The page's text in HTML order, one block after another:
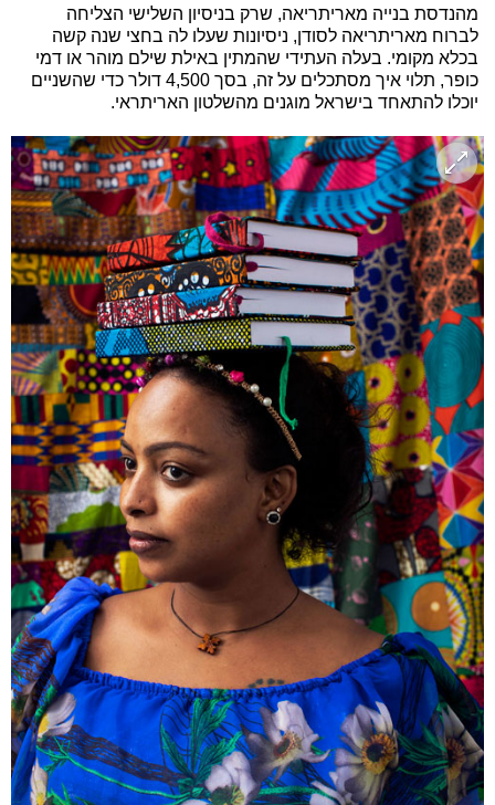
מהנדסת בנייה מאריתריאה, שרק בניסיון השלישי הצליחה
לברוח מאריתריאה לסודן, ניסיונות שעלו לה בחצי שנה קשה
בכלא מקומי. בעלה העתידי שהמתין באילת שילם מוהר או דמי
כופר, תלוי איך מסתכלים על זה, בסך 4,500 דולר כדי שהשניים
יוכלו להתאחד בישראל מוגנים מהשלטון האריתראי.